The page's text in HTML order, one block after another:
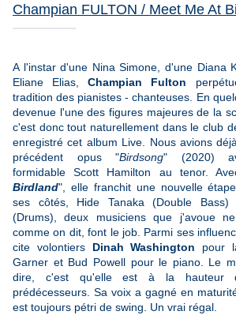
Champian FULTON / Meet Me At
A l'instar d'une Nina Simone, d'une Diana
Eliane Elias,Champian Fulton
tradition des pianistes - chanteuses. En
devenue l'une des figures majeures de la
c'est donc tout naturellement dans le club
enregistré cet album Live. Nous avions
précédent opus "Birdsong" (2020)
formidable Scott Hamilton au tenor.
Birdland", elle franchit une nouvelle
ses côtés, Hide Tanaka (Double Bass)
(Drums), deux musiciens que j'avoue
comme on dit, font le job. Parmi ses
cite volontiers Dinah Washington pour
Garner et Bud Powell pour le piano. Le
dire, c'est qu'elle est à la hauteur
prédécesseurs. Sa voix a gagné en
est toujours pétri de swing. Un vrai régal.